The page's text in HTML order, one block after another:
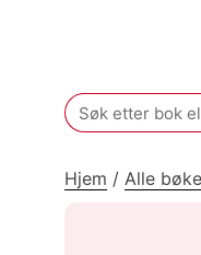
Search
for:
Hjem / Alle